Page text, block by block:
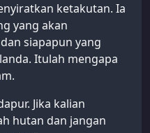
ketakutan. Ia
yang akan
siapapun yang
Itulah mengapa
Jika kalian
hutan dan jangan